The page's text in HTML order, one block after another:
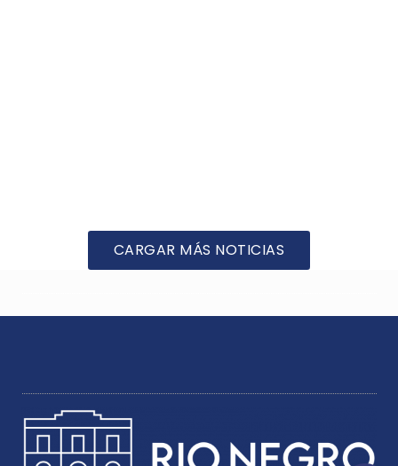
CARGAR MÁS NOTICIAS